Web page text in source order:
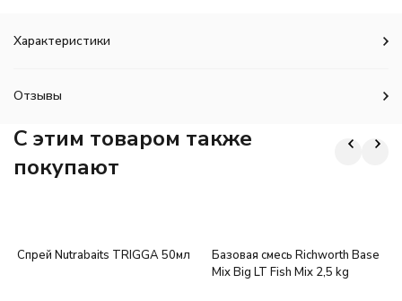
Характеристики
Отзывы
C этим товаром также
покупают
Спрей Nutrabaits TRIGGA 50мл
Базовая смесь Richworth Base
Mix Big LT Fish Mix 2,5 kg